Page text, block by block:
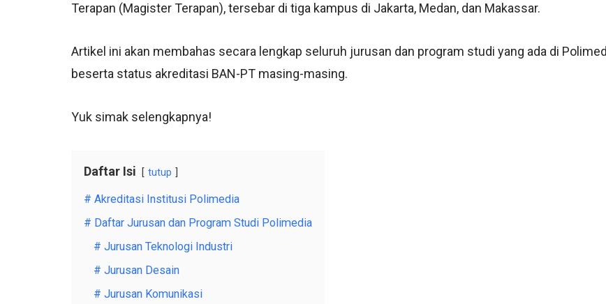
Terapan (Magister Terapan), tersebar di tiga kampus di Jakarta, Medan, dan Makassar.
Artikel ini akan membahas secara lengkap seluruh jurusan dan program studi yang ada di
beserta status akreditasi BAN-PT masing-masing.
Yuk simak selengkapnya!
Daftar Isi tutup
# Akreditasi Institusi Polimedia
# Daftar Jurusan dan Program Studi Polimedia
# Jurusan Teknologi Industri
# Jurusan Desain
# Jurusan Komunikasi